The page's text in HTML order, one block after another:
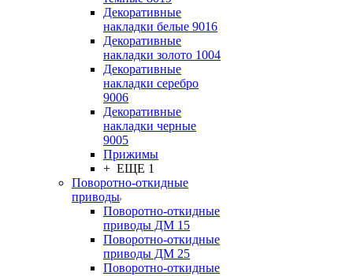
Декоративные
накладки белые 9016
Декоративные
накладки золото 1004
Декоративные
накладки серебро
9006
Декоративные
накладки черные
9005
Прижимы
+ ЕЩЕ 1
Поворотно-откидные
приводы
Поворотно-откидные
приводы ДМ 15
Поворотно-откидные
приводы ДМ 25
Поворотно-откидные